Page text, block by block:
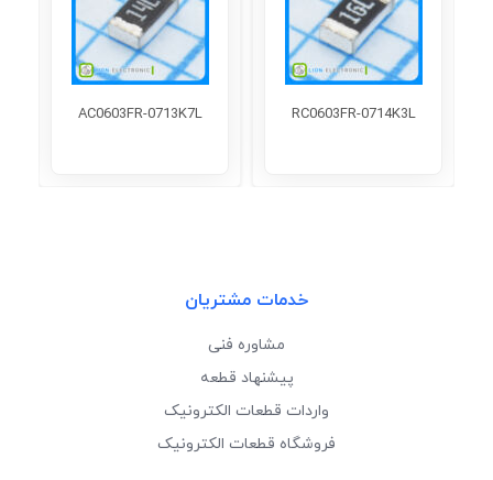
RC0603FR-0714K3L
AC0603FR-0713K7L
خدمات مشتریان
مشاوره فنی
پیشنهاد قطعه
واردات قطعات الکترونیک
فروشگاه قطعات الکترونیک